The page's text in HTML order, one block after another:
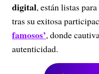
digital, están listas
tras su exitosa
famosos’, donde
autenticidad.